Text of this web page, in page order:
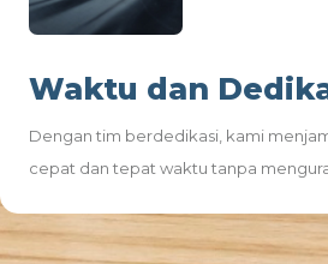
Waktu dan
Dengan tim berdedikasi, kami
cepat dan tepat waktu tanpa